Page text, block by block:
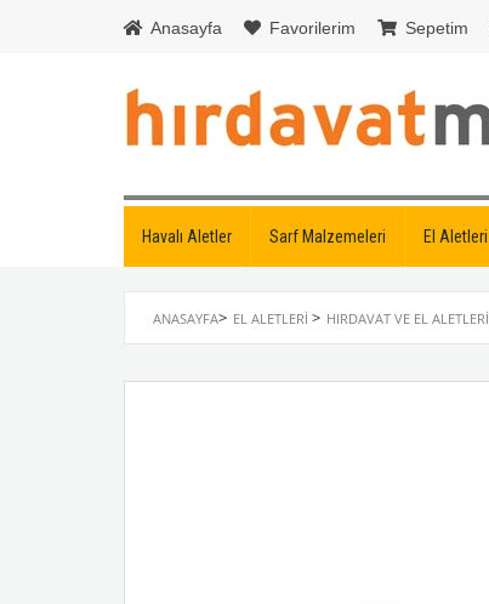
Anasayfa Favorilerim Sepetim
Havalı Aletler Sarf Malzemeleri El Aletleri
ANASAYFA> EL ALETLERI > HIRDAVAT VE EL ALETLERI